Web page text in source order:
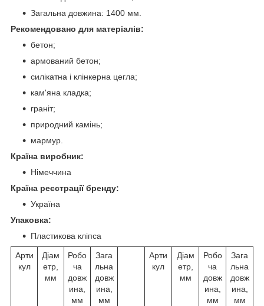
Загальна довжина: 1400 мм.
Рекомендовано для матеріалів:
бетон;
армований бетон;
силікатна і клінкерна цегла;
кам'яна кладка;
граніт;
природний камінь;
мармур.
Країна виробник:
Німеччина
Країна реєстрації бренду:
Україна
Упаковка:
Пластикова кліпса
Арти
кул
Діам
етр,
мм
Робо
ча
довж
ина,
мм
Зага
льна
довж
ина,
мм
Арти
кул
Діам
етр,
мм
Робо
ча
довж
ина,
мм
Зага
льна
довж
ина,
мм